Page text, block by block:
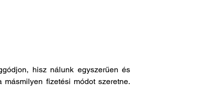
hisz nálunk egyszerűen és
fizetési módot szeretne.